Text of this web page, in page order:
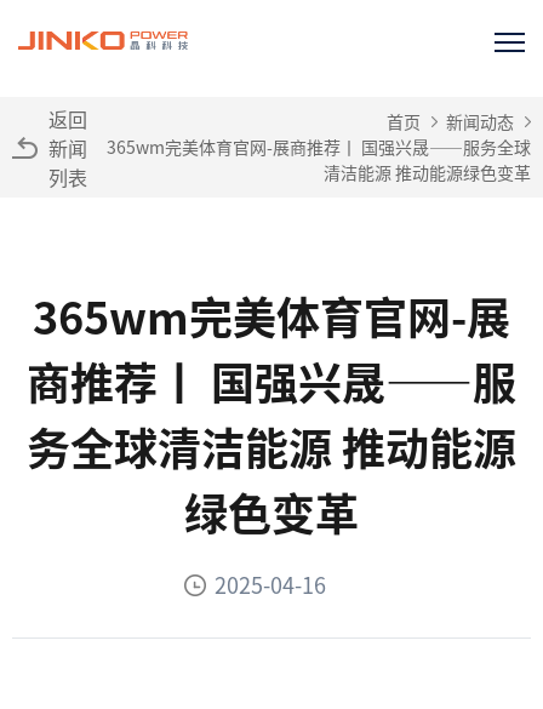
返回
新闻
列表
首页
新闻动态
365wm完美体育官网-展商推荐丨 国强兴晟——服务全球
清洁能源 推动能源绿色变革
365wm完美体育官网-展
商推荐丨 国强兴晟——服
务全球清洁能源 推动能源
绿色变革
2025-04-16